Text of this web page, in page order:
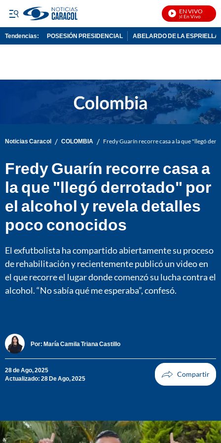
EN VIVO
Noticias Caracol En Vivo
Tendencias: POSESIÓN PRESIDENCIAL ABELARDO DE LA ESPRIELLA
Noticias Caracol / COLOMBIA / Fredy Guarín recorre casa a la que "llegó
Fredy Guarín recorre casa a
la que "llegó derrotado" por
el alcohol y revela detalles
poco conocidos
El exfutbolista ha compartido abiertamente su proceso
de rehabilitación y recientemente publicó un video en
el que recorre el lugar donde comenzó su lucha contra el
alcohol. “No sabía qué me esperaba”, confesó.
Por: María Camila Triana Castillo
28 de Ago, 2025
Actualizado: 28 De Ago, 2025